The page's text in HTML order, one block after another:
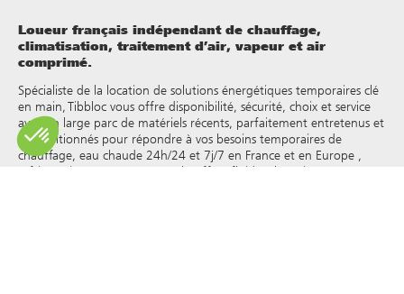
Loueur français indépendant de chauffage,
climatisation, traitement d’air, vapeur et air
comprimé.
Spécialiste de la location de solutions énergétiques temporaires clé
en main, Tibbloc vous offre disponibilité, sécurité, choix et service
avec un large parc de matériels récents, parfaitement entretenus et
reconditionnés pour répondre à vos besoins temporaires de
chauffage, eau chaude 24h/24 et 7j/7 en France et en Europe ,
réfrigération, vapeur, eau surchauffée, fluides thermiques et autres.